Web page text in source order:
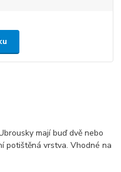
mají buď dvě nebo
potištěná vrstva. Vhodné na